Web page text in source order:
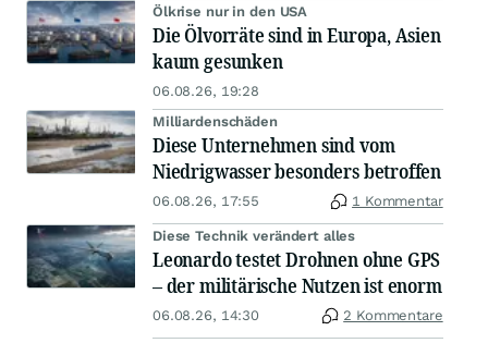
Ölkrise nur in den USA
Die Ölvorräte sind in Europa, Asien
kaum gesunken
06.08.26, 19:28
Milliardenschäden
Diese Unternehmen sind vom
Niedrigwasser besonders betroffen
06.08.26, 17:55 1 Kommentar
Diese Technik verändert alles
Leonardo testet Drohnen ohne GPS
– der militärische Nutzen ist enorm
06.08.26, 14:30 2 Kommentare